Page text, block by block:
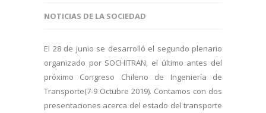
NOTICIAS DE LA SOCIEDAD
El 28 de junio se desarrolló el segundo plenario
organizado por SOCHITRAN, el último antes del
próximo Congreso Chileno de Ingeniería de
Transporte(7-9 Octubre 2019). Contamos con dos
presentaciones acerca del estado del transporte